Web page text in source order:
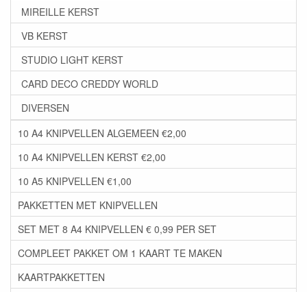
MIREILLE KERST
VB KERST
STUDIO LIGHT KERST
CARD DECO CREDDY WORLD
DIVERSEN
10 A4 KNIPVELLEN ALGEMEEN €2,00
10 A4 KNIPVELLEN KERST €2,00
10 A5 KNIPVELLEN €1,00
PAKKETTEN MET KNIPVELLEN
SET MET 8 A4 KNIPVELLEN € 0,99 PER SET
COMPLEET PAKKET OM 1 KAART TE MAKEN
KAARTPAKKETTEN